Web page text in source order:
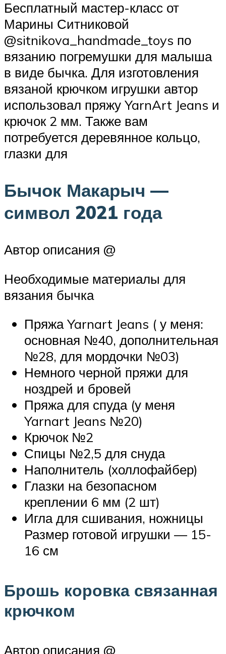
Бесплатный мастер-класс от
Марины Ситниковой
@sitnikova_handmade_toys по
вязанию погремушки для малыша
в виде бычка. Для изготовления
вязаной крючком игрушки автор
использовал пряжу YarnArt Jeans и
крючок 2 мм. Также вам
потребуется деревянное кольцо,
глазки для
Бычок Макарыч —
символ 2021 года
Автор описания @
Необходимые материалы для
вязания бычка
Пряжа Yarnart Jeans ( у меня:
основная №40, дополнительная
№28, для мордочки №03)
Немного черной пряжи для
ноздрей и бровей
Пряжа для спуда (у меня
Yarnart Jeans №20)
Крючок №2
Спицы №2,5 для снуда
Наполнитель (холлофайбер)
Глазки на безопасном
креплении 6 мм (2 шт)
Игла для сшивания, ножницы
Размер готовой игрушки — 15-
16 см
Брошь коровка связанная
крючком
Автор описания @